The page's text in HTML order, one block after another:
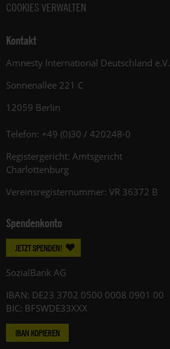
COOKIES VERWALTEN
Kontakt
Amnesty International Deutschland e.V.
Sonnenallee 221 C
12059 Berlin
Telefon: +49 (0)30 / 420248-0
Registergericht: Amtsgericht
Charlottenburg
Vereinsregisternummer: VR 36372 B
Spendenkonto
JETZT SPENDEN!
SozialBank AG
IBAN: DE23 3702 0500 0008 0901 00
BIC: BFSWDE33XXX
IBAN KOPIEREN